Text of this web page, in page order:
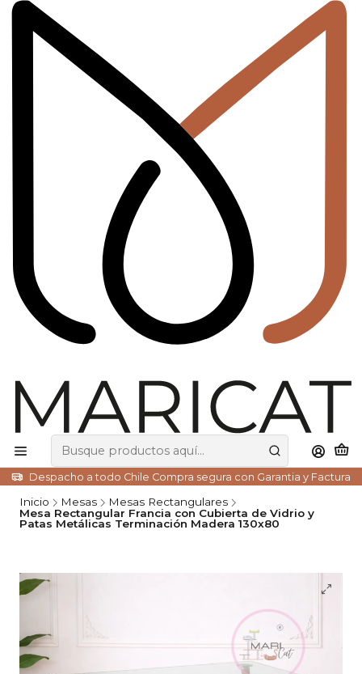
Despacho a todo Chile Compra segura con Garantia y Factura
Inicio Mesas
Mesas Rectangulares
Mesa Rectangular Francia con Cubierta de Vidrio y
Patas Metálicas Terminación Madera 130x80